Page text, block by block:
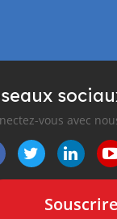
vous avec